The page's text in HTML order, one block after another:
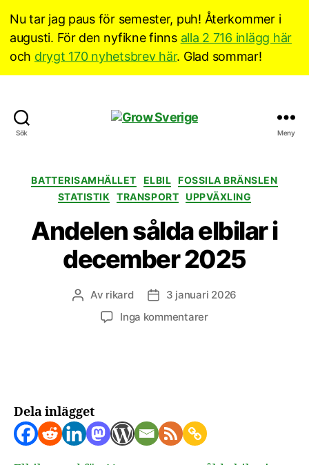
Nu tar jag paus för semester, puh! Återkommer i
augusti. För den nyfikne finns alla 2 716 inlägg här
och drygt 170 nyhetsbrev här. Glad sommar!
Sök Meny
Kategorier
BATTERISAMHÄLLET ELBIL
FOSSILA BRÄNSLEN
STATISTIK
TRANSPORT UPPVÄXLING
Andelen sålda elbilar i
december 2025
Inläggsförfattare
Av rikard Inläggsdatum
3 januari 2026
Inga kommentarertill
Dela inlägget